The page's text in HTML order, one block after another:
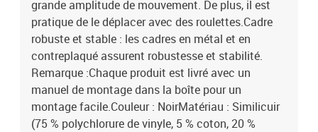
grande amplitude de mouvement. De plus, il est
pratique de le déplacer avec des roulettes.Cadre
robuste et stable : les cadres en métal et en
contreplaqué assurent robustesse et stabilité.
Remarque :Chaque produit est livré avec un
manuel de montage dans la boîte pour un
montage facile.Couleur : NoirMatériau : Similicuir
(75 % polychlorure de vinyle, 5 % coton, 20 %